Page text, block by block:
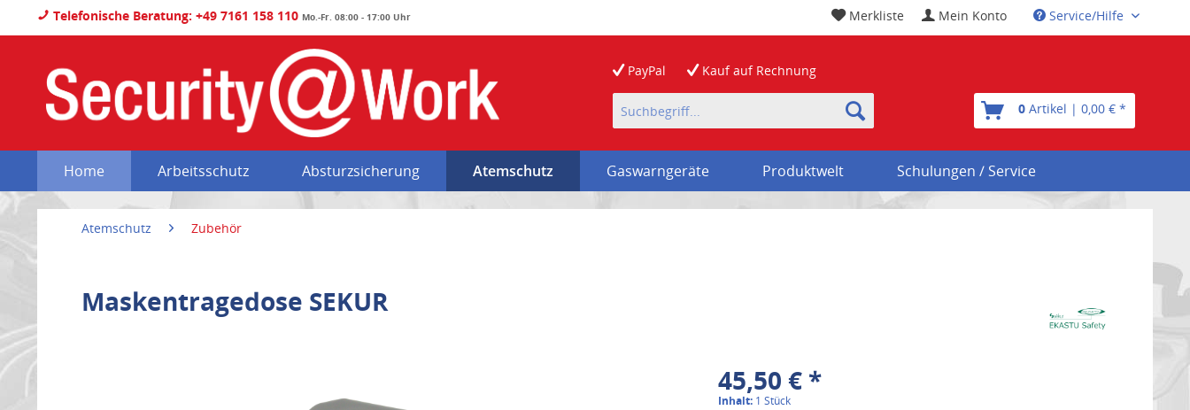
Telefonische Beratung: +49 7161 158 110 Mo.-Fr. 08:00 - 17:00 Uhr Service/Hilfe
Mein Konto
Merkliste
PayPal Kauf auf Rechnung
0 Artikel | 0,00 € *
Home Arbeitsschutz Absturzsicherung Atemschutz Gaswarngeräte Produktwelt Schulungen / Service
Atemschutz Zubehör
Maskentragedose SEKUR
45,50 € *
Inhalt: 1 Stück